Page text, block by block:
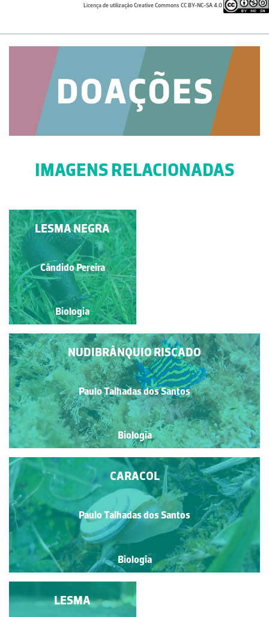
Licença de utilização Creative Commons CC BY-NC-SA 4.0
IMAGENS RELACIONADAS
CARACÓIS
Paulo Talhadas dos Santos
Biologia
NUDIBRÂNQUIO RISCADO
Paulo Talhadas dos Santos
Biologia
CARACOL
Paulo Talhadas dos Santos
Biologia
LESMA NEGRA
Cândido Pereira
Biologia
CÓPULA DE
LESMA